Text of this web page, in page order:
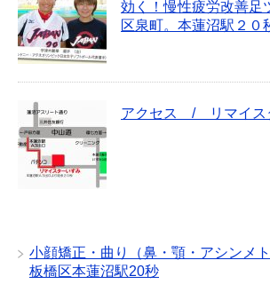
効く！慢性疲労改善足
区泉町。本蓮沼駅２０
アクセス / リマイス
小顔矯正・曲り（鼻・顎・アシンメ
板橋区本蓮沼駅20秒